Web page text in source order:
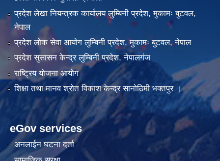
प्रदेश लेखा नियन्त्रक कार्यालय लुम्बिनी प्रदेश, मुकामः बुटवल,
नेपाल
प्रदेश लोक सेवा आयोग लुम्बिनी प्रदेश, मुकामः बुटवल, नेपाल
प्रदेश सुसासन केन्द्र लुम्बिनी प्रदेश, नेपालगंज
राष्ट्रिय योजना आयोग
शिक्षा तथा मानव श्रोत विकाश केन्द्र सानोठिमी भक्तपुर ।
eGov services
अनलाईन घटना दर्ता